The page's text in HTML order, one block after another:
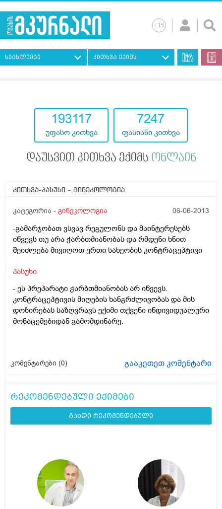
სიახლეები კითხვა ექიმს
193117
უფასო კითხვა
7247
ფასიანი კითხვა
დაუსვით კითხვა ექიმს ონლაინ
კითხვა-პასუხი - გინეკოლოგია
კატეგორია - გინეკოლოგია 06-06-2013
-გამარჯობათ ვსვავ რეგულონს და მაინტერესებს
იწვევს თუ არა ჭარბთმიანობას და რმდენი ხნით
შეიძლება მივიღოთ ერთი სახეობის კონტრაცეპტივი
პასუხი
- ეს პრეპარატი ჭარბთმიანობას არ იწვევს.
კონტრაცეპტივის მიღების ხანგრძლივობას და მის
დოზირებას საზღვრავს ექიმი თქვენი ინდივიდუალური
მონაცემებიდან გამომდინარე.
კომენტარები (0) გააკეთეთ კომენტარი
რეკომენდებული ექიმები
გახდი რეკომენდებული